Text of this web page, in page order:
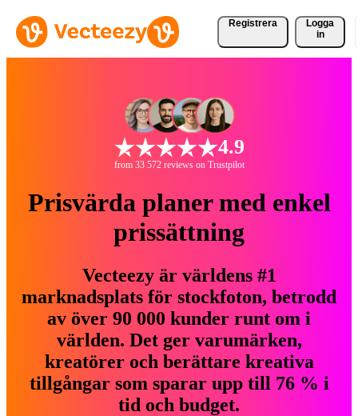
Registrera
Logga
in
4.9
from 33 572 reviews on Trustpilot
Prisvärda planer med enkel
prissättning
Vecteezy är världens #1
marknadsplats för stockfoton, betrodd
av över 90 000 kunder runt om i
världen. Det ger varumärken,
kreatörer och berättare kreativa
tillgångar som sparar upp till 76 % i
tid och budget.